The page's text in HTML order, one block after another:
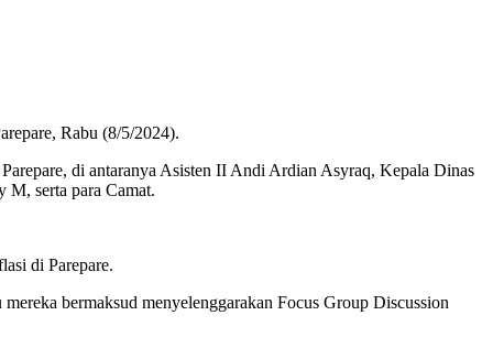
Rabu (8/5/2024).
di antaranya Asisten II Andi Ardian Asyraq, Kepala Dinas
M, serta para Camat.
di Parepare.
bermaksud menyelenggarakan Focus Group Discussion